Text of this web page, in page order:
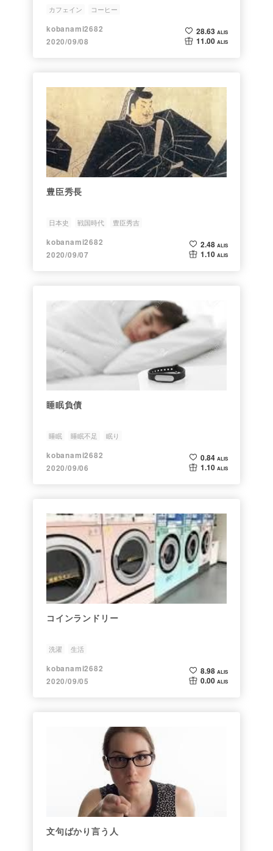
カフェイン コーヒー
kobanami2682
2020/09/08
28.63 ALIS
11.00 ALIS
豊臣秀長
日本史 戦国時代 豊臣秀吉
kobanami2682
2020/09/07
2.48 ALIS
1.10 ALIS
睡眠負債
睡眠 睡眠不足 眠り
kobanami2682
2020/09/06
0.84 ALIS
1.10 ALIS
コインランドリー
洗濯 生活
kobanami2682
2020/09/05
8.98 ALIS
0.00 ALIS
文句ばかり言う人